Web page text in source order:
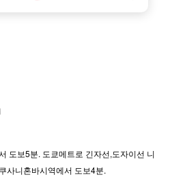
도보5분. 도쿄메트로 긴자선,도자이선 니
사니혼바시역에서 도보4분.